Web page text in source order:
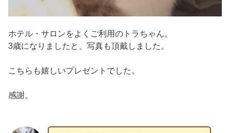
ホテル・サロンをよくご利用のトラちゃん。
3歳になりましたと、写真も頂戴しました。
こちらも嬉しいプレゼントでした。
感謝。